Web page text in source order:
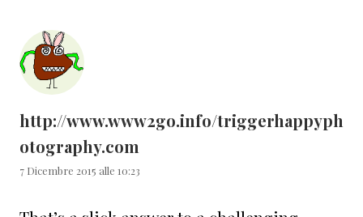
http://www.www2go.info/triggerhappyph
otography.com
7 Dicembre 2015 alle 10:23